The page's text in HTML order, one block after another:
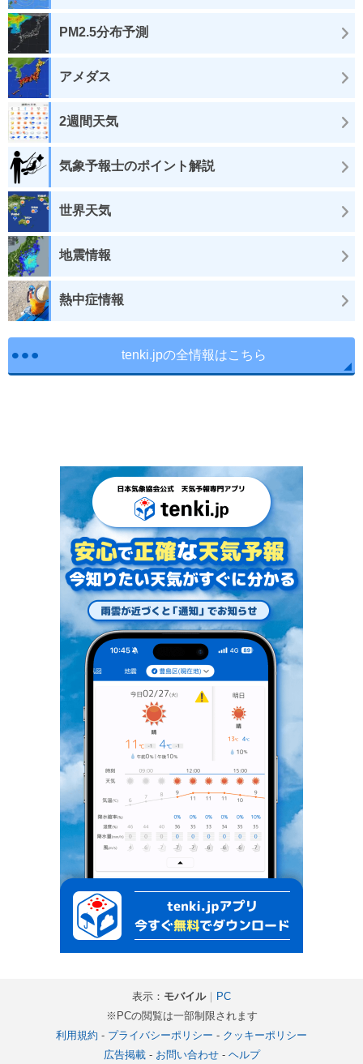
PM2.5分布予測
アメダス
2週間天気
気象予報士のポイント解説
世界天気
地震情報
熱中症情報
tenki.jpの全情報はこちら
表示： モバイル｜ PC
※PCの閲覧は一部制限されます
利用規約 - プライバシーポリシー - クッキーポリシー
広告掲載- お問い合わせ- ヘルプ